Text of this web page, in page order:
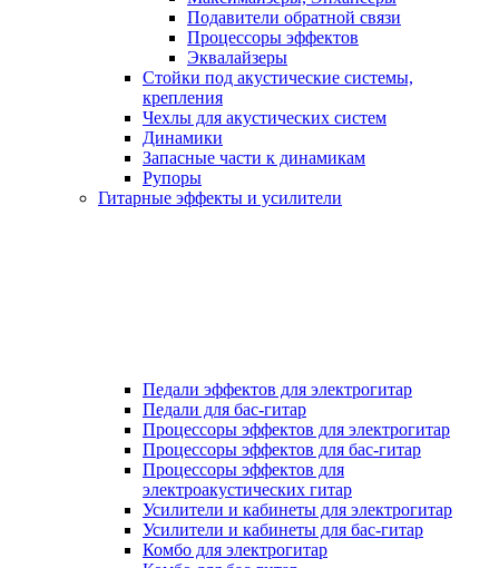
Подавители обратной связи
Процессоры эффектов
Эквалайзеры
Стойки под акустические системы,
крепления
Чехлы для акустических систем
Динамики
Запасные части к динамикам
Рупоры
Гитарные эффекты и усилители
Педали эффектов для электрогитар
Педали для бас-гитар
Процессоры эффектов для электрогитар
Процессоры эффектов для бас-гитар
Процессоры эффектов для
электроакустических гитар
Усилители и кабинеты для электрогитар
Усилители и кабинеты для бас-гитар
Комбо для электрогитар